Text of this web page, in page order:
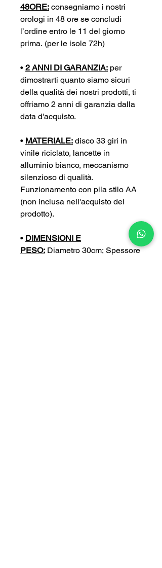
48ORE: consegniamo i nostri
orologi in 48 ore se concludi
l’ordine entro le 11 del giorno
prima. (per le isole 72h)
• 2 ANNI DI GARANZIA: per
dimostrarti quanto siamo sicuri
della qualità dei nostri prodotti, ti
offriamo 2 anni di garanzia dalla
data d'acquisto.
• MATERIALE: disco 33 giri in
vinile riciclato, lancette in
alluminio bianco, meccanismo
silenzioso di qualità.
Funzionamento con pila stilo AA
(non inclusa nell'acquisto del
prodotto).
• DIMENSIONI E
PESO: Diametro 30cm; Spessore